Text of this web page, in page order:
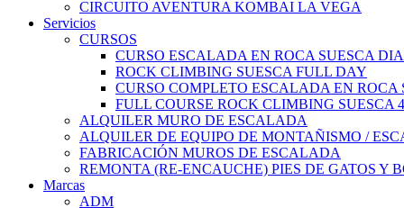
CIRCUITO AVENTURA KOMBAI LA VEGA
Servicios
CURSOS
CURSO ESCALADA EN ROCA SUESCA
ROCK CLIMBING SUESCA FULL DAY
CURSO COMPLETO ESCALADA EN ROCA
FULL COURSE ROCK CLIMBING SUESCA
ALQUILER MURO DE ESCALADA
ALQUILER DE EQUIPO DE MONTAÑISMO /
FABRICACIÓN MUROS DE ESCALADA
REMONTA (RE-ENCAUCHE) PIES DE GATOS Y
Marcas
ADM